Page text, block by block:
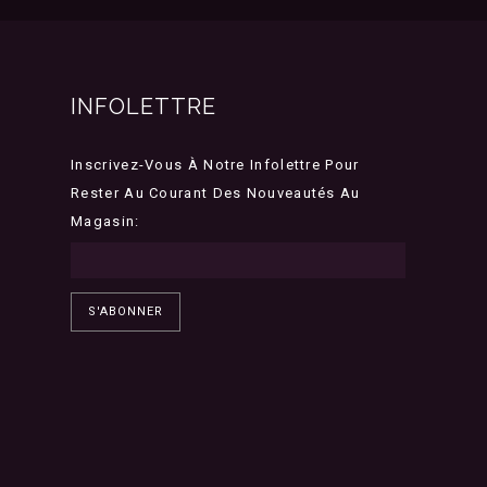
INFOLETTRE
Inscrivez-Vous À Notre Infolettre Pour
Rester Au Courant Des Nouveautés Au
Magasin:
S'ABONNER